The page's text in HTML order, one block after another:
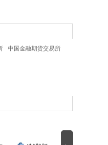
中国金融期货交易所